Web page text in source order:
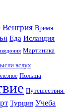
Венгрия Время
Еда Исландия
Мартиника
вслух
Польша
Путешествия.
Турция Учеба